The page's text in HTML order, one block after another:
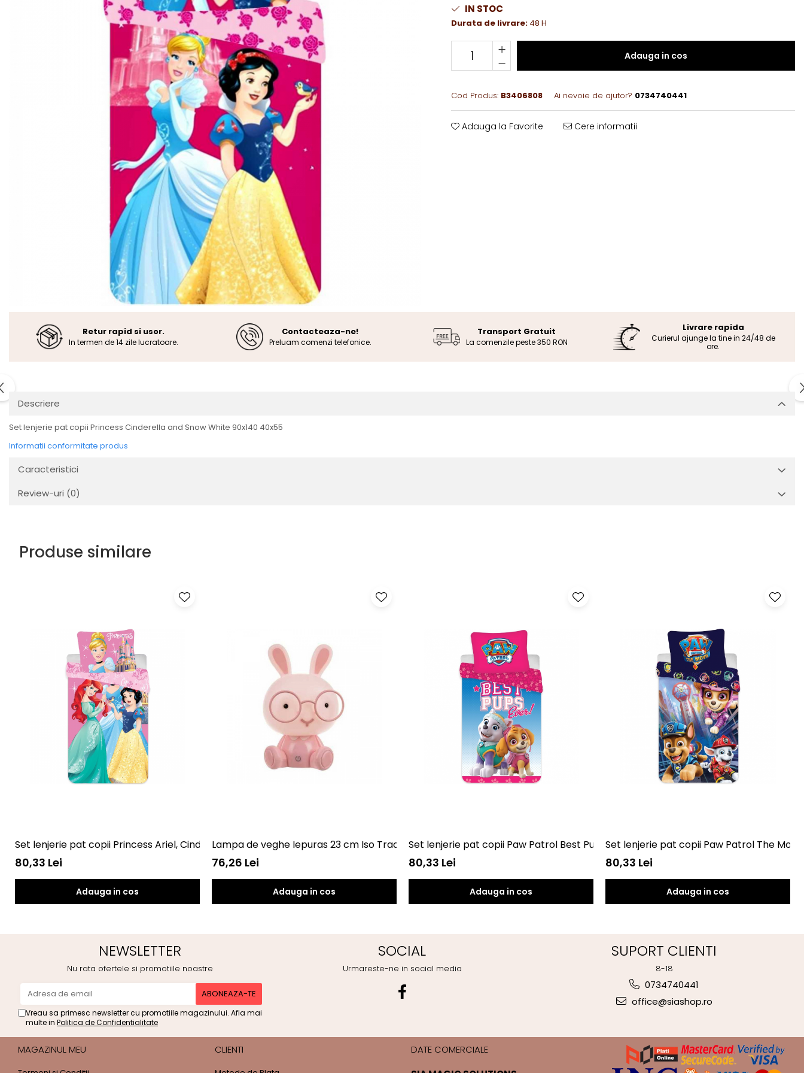
IN STOC
Durata de livrare: 48 H
Adauga in cos
Cod Produs: B3406808 Ai nevoie de ajutor? 0734740441
Adauga la Favorite Cere informatii
Retur rapid si usor.
In termen de 14 zile lucratoare.
Contacteaza-ne!
Preluam comenzi telefonice.
Transport Gratuit
La comenzile peste 350 RON
Livrare rapida
Curierul ajunge la tine in 24/48 de
ore.
Descriere
Set lenjerie pat copii Princess Cinderella and Snow White 90x140 40x55
Informatii conformitate produs
Caracteristici
Review-uri (0)
Produse similare
Set lenjerie pat copii Princess Ariel, Cinderella and Snow White 90x140 + 40x55 SunCity CTL79825A
80,33 Lei
Adauga in cos
Lampa de veghe Iepuras 23 cm Iso Trade MY6792
76,26 Lei
Adauga in cos
Set lenjerie pat copii Paw Patrol Best Pups Ever 100x135, 40x60 SunCity BRM004702
80,33 Lei
Adauga in cos
Set lenjerie pat copii Paw Patrol The
80,33 Lei
Adauga in cos
NEWSLETTER
Nu rata ofertele si promotiile noastre
Vreau sa primesc newsletter cu promotiile magazinului. Afla mai
multe in Politica de Confidentialitate
SOCIAL
Urmareste-ne in social media
SUPORT CLIENTI
8-18
0734740441
office@siashop.ro
MAGAZINUL MEU CLIENTI
DATE COMERCIALE